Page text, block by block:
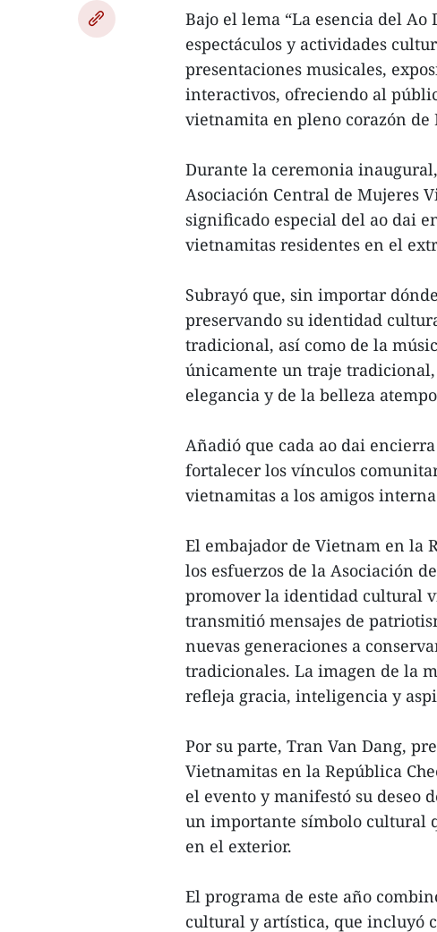
Bajo el lema “La esencia del
espectáculos y actividades
presentaciones musicales,
interactivos, ofreciendo al
vietnamita en pleno corazón de
Durante la ceremonia
Asociación Central de Mujeres
significado especial del ao dai
vietnamitas residentes en el
Subrayó que, sin importar
preservando su identidad
tradicional, así como de la
únicamente un traje
elegancia y de la belleza
Añadió que cada ao dai
fortalecer los vínculos
vietnamitas a los amigos
El embajador de Vietnam en la
los esfuerzos de la Asociación
promover la identidad cultural
transmitió mensajes de
nuevas generaciones a
tradicionales. La imagen de la
refleja gracia, inteligencia y
Por su parte, Tran Van Dang,
Vietnamitas en la República
el evento y manifestó su deseo
un importante símbolo cultural
en el exterior.
El programa de este año
cultural y artística, que incluyó